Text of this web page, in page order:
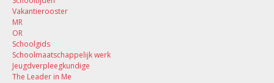
Vakantierooster
MR
OR
Schoolgids
Schoolmaatschappelijk werk
Jeugdverpleegkundige
The Leader in Me